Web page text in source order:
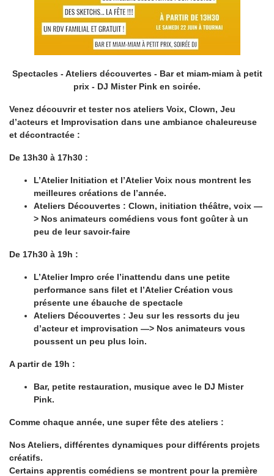
Spectacles - Ateliers découvertes - Bar et miam-miam à petit
prix - DJ Mister Pink en soirée.
Venez découvrir et tester nos ateliers Voix, Clown, Jeu
d’acteurs et Improvisation dans une ambiance chaleureuse
et décontractée :
De 13h30 à 17h30 :
L’Atelier Initiation et l’Atelier Voix nous montrent les
meilleures créations de l’année.
Ateliers Découvertes : Clown, initiation théâtre, voix —
> Nos animateurs comédiens vous font goûter à un
peu de leur savoir-faire
De 17h30 à 19h :
L’Atelier Impro crée l’inattendu dans une petite
performance sans filet et l’Atelier Création vous
présente une ébauche de spectacle
Ateliers Découvertes : Jeu sur les ressorts du jeu
d’acteur et improvisation —> Nos animateurs vous
poussent un peu plus loin.
A partir de 19h :
Bar, petite restauration, musique avec le DJ Mister
Pink.
Comme chaque année, une super fête des ateliers :
Nos Ateliers, différentes dynamiques pour différents projets
créatifs.
Certains apprentis comédiens se montrent pour la première